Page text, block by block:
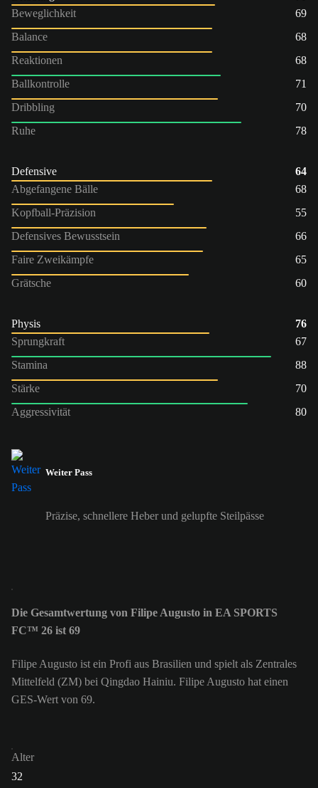
Beweglichkeit
69
Balance
68
Reaktionen
68
Ballkontrolle
71
Dribbling
70
Ruhe
78
Defensive
64
Abgefangene Bälle
68
Kopfball-Präzision
55
Defensives Bewusstsein
66
Faire Zweikämpfe
65
Grätsche
60
Physis
76
Sprungkraft
67
Stamina
88
Stärke
70
Aggressivität
80
Weiter Pass
Präzise, schnellere Heber und gelupfte Steilpässe
Die Gesamtwertung von Filipe Augusto in EA SPORTS
FC™ 26 ist 69
Filipe Augusto ist ein Profi aus Brasilien und spielt als Zentrales
Mittelfeld (ZM) bei Qingdao Hainiu. Filipe Augusto hat einen
GES-Wert von 69.
Alter
32